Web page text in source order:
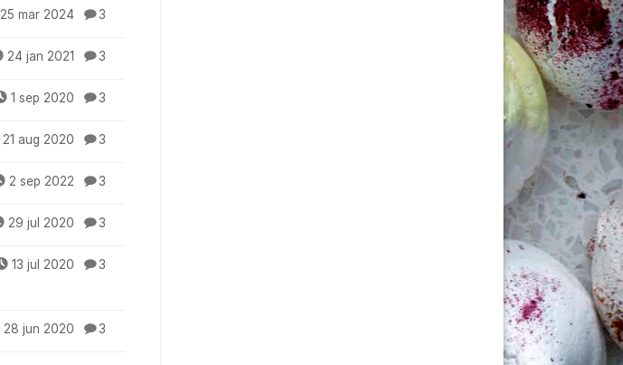
25 mar 2024 3
24 jan 2021 3
1 sep 2020 3
21 aug 2020 3
2 sep 2022 3
29 jul 2020 3
13 jul 2020 3
28 jun 2020 3